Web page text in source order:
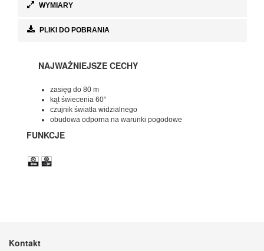
WYMIARY
PLIKI DO POBRANIA
NAJWAŻNIEJSZE CECHY
zasięg do 80 m
kąt świecenia 60°
czujnik światła widzialnego
obudowa odporna na warunki pogodowe
FUNKCJE
Kontakt